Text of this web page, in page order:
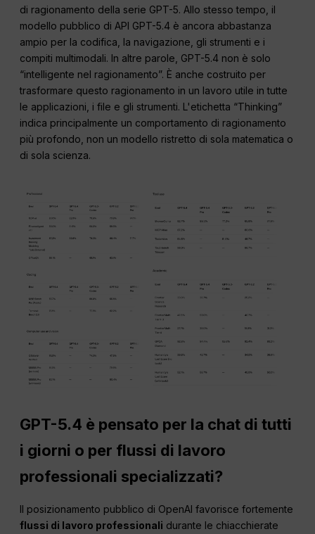
di ragionamento della serie GPT-5. Allo stesso tempo, il
modello pubblico di API GPT-5.4 è ancora abbastanza
ampio per la codifica, la navigazione, gli strumenti e i
compiti multimodali. In altre parole, GPT-5.4 non è solo
“intelligente nel ragionamento”. È anche costruito per
trasformare questo ragionamento in un lavoro utile in tutte
le applicazioni, i file e gli strumenti. L'etichetta “Thinking”
indica principalmente un comportamento di ragionamento
più profondo, non un modello ristretto di sola matematica o
di sola scienza.
GPT-5.4 è pensato per la chat di tutti
i giorni o per flussi di lavoro
professionali specializzati?
Il posizionamento pubblico di OpenAI favorisce fortemente
flussi di lavoro professionali durante le chiacchierate